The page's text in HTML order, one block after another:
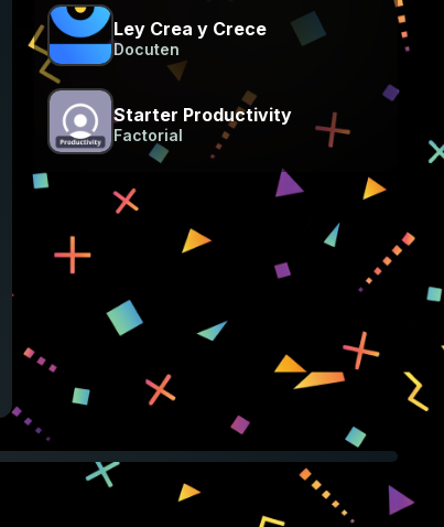
Ley Crea y Crece
Docuten
Starter Productivity
Factorial